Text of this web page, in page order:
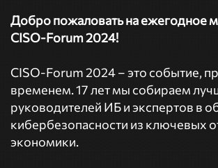
Добро пожаловать на ежегодное
CISO-Forum 2024!
CISO-Forum 2024 – это событие,
временем. 17 лет мы собираем
руководителей ИБ и экспертов в
кибербезопасности из ключевых
экономики.